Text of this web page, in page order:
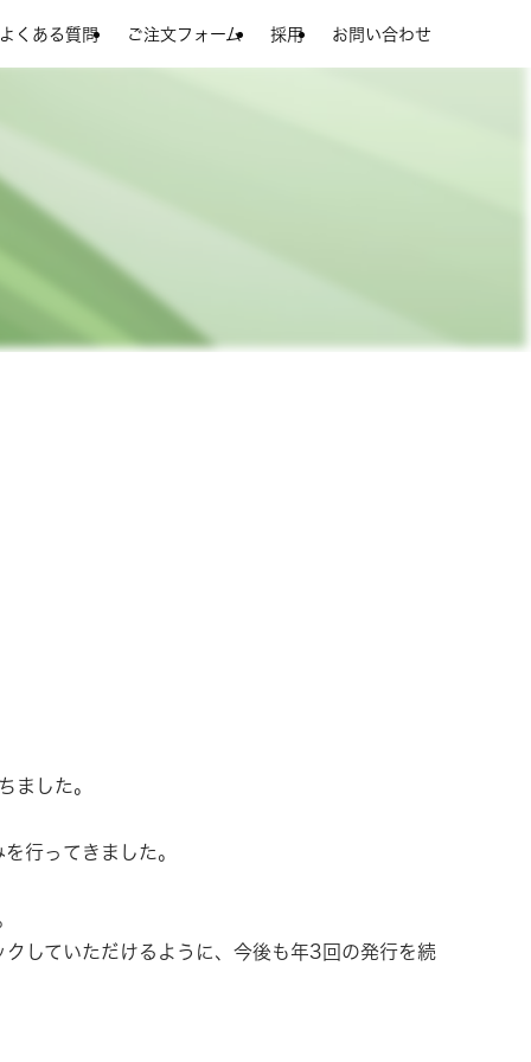
よくある質問 ご注文フォーム 採用 お問い合わせ
ました。
行ってきました。
していただけるように、今後も年3回の発行を続